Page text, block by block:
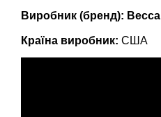
Виробник (бренд): Becca
Країна виробник: США